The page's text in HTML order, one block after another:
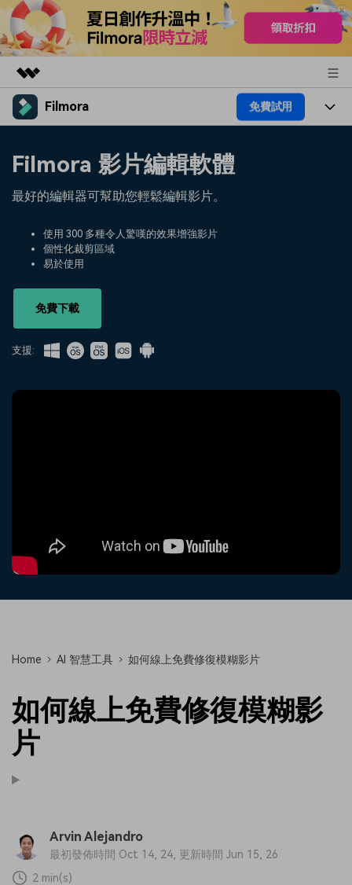
精選產品
實用工具
解決方案
商店
Filmora 免費試用
音訊
熱門人群
熱門方案
部落格
AI提示詞大全
收錄 100+ 熱門影片提示詞，快
幫助中心
我們隨時為您提供協助 如何用 Filmora 做出影響力
產品信息
立即購買 登入
Filmora 影片編輯軟體
最好的編輯器可幫助您輕鬆編輯影片。
使用 300 多種令人驚嘆的效果增強影片
個性化裁剪區域
易於使用
免費下載
支援:
Home AI 智慧工具 如何線上免費修復模糊影片
如何線上免費修復模糊影
片
Arvin Alejandro
最初發佈時間 Oct 14, 24, 更新時間 Jun 15, 26
2 min(s)